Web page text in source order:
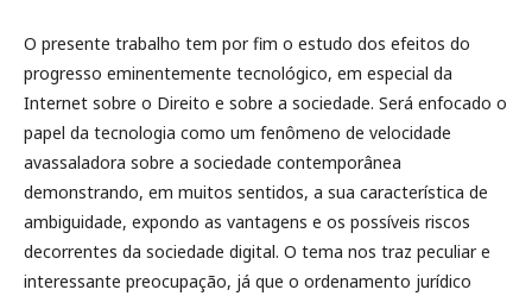
O presente trabalho tem por fim o estudo dos efeitos do
progresso eminentemente tecnológico, em especial da
Internet sobre o Direito e sobre a sociedade. Será enfocado o
papel da tecnologia como um fenômeno de velocidade
avassaladora sobre a sociedade contemporânea
demonstrando, em muitos sentidos, a sua característica de
ambiguidade, expondo as vantagens e os possíveis riscos
decorrentes da sociedade digital. O tema nos traz peculiar e
interessante preocupação, já que o ordenamento jurídico